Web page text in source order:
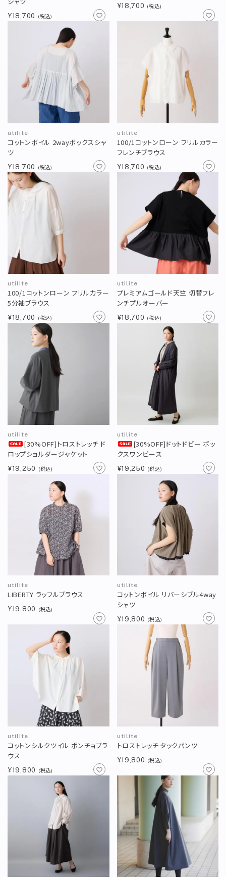
¥18,700 (税込)
¥18,700 (税込)
utilite
コットンボイル 2wayボックスシャ
ツ
¥18,700 (税込)
utilite
100/1コットンローン フリルカラー
フレンチブラウス
¥18,700 (税込)
utilite
100/1コットンローン フリルカラー
5分袖ブラウス
¥18,700 (税込)
utilite
プレミアムゴールド天竺 切替フレ
ンチプルオーバー
¥18,700 (税込)
utilite
[30%OFF]トロストレッチ ド
ロップショルダージャケット
¥19,250 (税込)
utilite
[30%OFF]ドットドビー ボッ
クスワンピース
¥19,250 (税込)
utilite
LIBERTY ラッフルブラウス
¥19,800 (税込)
utilite
コットンボイル リバーシブル4way
シャツ
¥19,800 (税込)
utilite
コットンシルクツイル ポンチョブラ
ウス
¥19,800 (税込)
utilite
トロストレッチ タックパンツ
¥19,800 (税込)